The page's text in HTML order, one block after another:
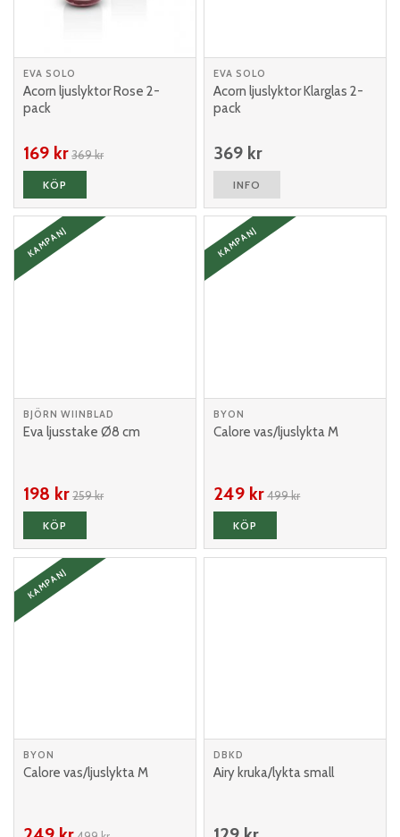
EVA SOLO
Acorn ljuslyktor Rose 2-
pack
169 kr369 kr
KÖP
EVA SOLO
Acorn ljuslyktor Klarglas 2-
pack
369 kr
INFO
BJÖRN WIINBLAD
Eva ljusstake Ø8 cm
KAMPANJ
198 kr259 kr
KÖP
BYON
Calore vas/ljuslykta M
KAMPANJ
249 kr 499 kr
KÖP
BYON
Calore vas/ljuslykta M
KAMPANJ
DBKD
Airy kruka/lykta small